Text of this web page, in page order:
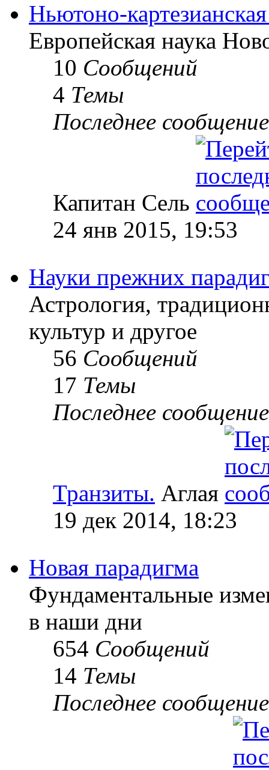
Ньютоно-
Европейская наука
10 Сообщений
4 Темы
Последнее сообщение
Капитан Сель
24 янв 2015, 19:53
Науки прежних
Астрология,
культур и другое
56 Сообщений
17 Темы
Последнее сообщение
Транзиты. Аглая
19 дек 2014, 18:23
Новая парадигма
Фундаментальные
в наши дни
654 Сообщений
14 Темы
Последнее сообщение